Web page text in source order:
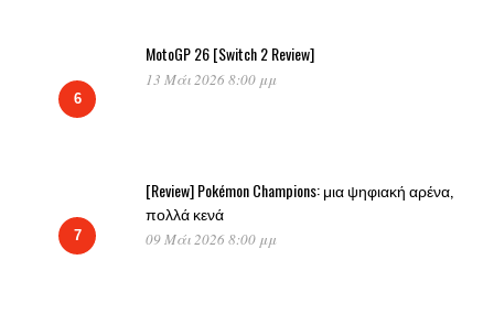
6
MotoGP 26 [Switch 2 Review]
13 Μάι 2026 8:00 μμ
7
[Review] Pokémon Champions: μια ψηφιακή αρένα,
πολλά κενά
09 Μάι 2026 8:00 μμ